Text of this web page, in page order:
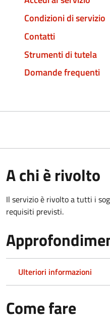
Condizioni di servizio
Contatti
Strumenti di tutela
Domande frequenti
A chi è rivolto
Il servizio è rivolto a tutti i
requisiti previsti.
Ulteriori informazioni
Come fare